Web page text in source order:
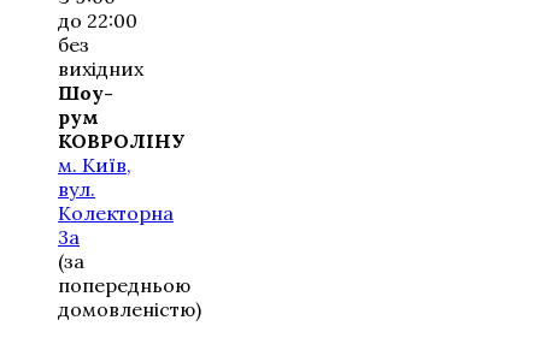
до 22:00
без
вихідних
Шоу-
рум
КОВРОЛІНУ
м. Київ,
вул.
Колекторна
3а
(за
попередньою
домовленістю)